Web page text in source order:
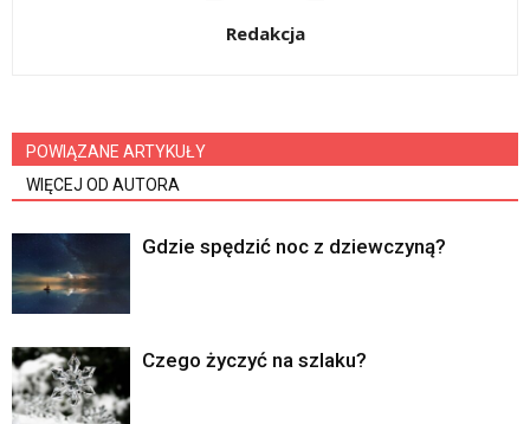
Redakcja
POWIĄZANE ARTYKUŁY
WIĘCEJ OD AUTORA
Gdzie spędzić noc z dziewczyną?
Czego życzyć na szlaku?